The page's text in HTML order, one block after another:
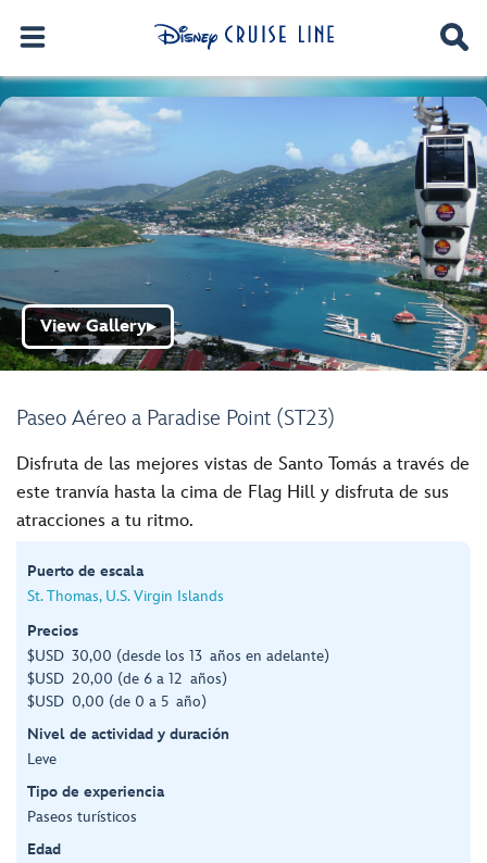
Paseo Aéreo a Paradise Point (ST23)
View Gallery▶
Disfruta de las mejores vistas de Santo Tomás a través de
este tranvía hasta la cima de Flag Hill y disfruta de sus
atracciones a tu ritmo.
Puerto de escala
St. Thomas, U.S. Virgin Islands
Precios
$USD 30,00 (desde los 13 años en adelante)
$USD 20,00 (de 6 a 12 años)
$USD 0,00 (de 0 a 5 año)
Nivel de actividad y duración
Leve
Tipo de experiencia
Paseos turísticos
Edad